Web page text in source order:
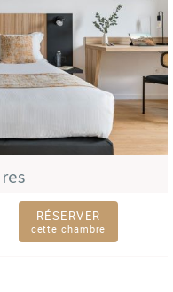
RÉSERVER
cette chambre